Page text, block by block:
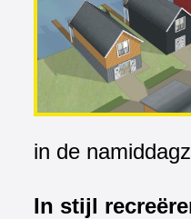
in de
In stijl